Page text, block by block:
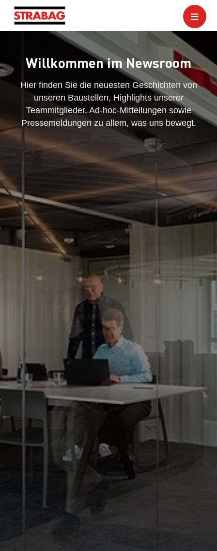
Willkommen im Newsroom
Hier finden Sie die neuesten Geschichten von
unseren Baustellen, Highlights unserer
Teammitglieder, Ad-hoc-Mitteilungen sowie
Pressemeldungen zu allem, was uns bewegt.